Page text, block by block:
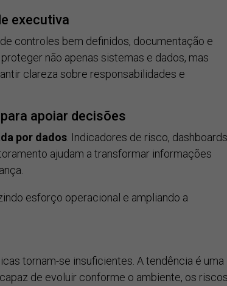
executiva
controles bem definidos, documentação e
não apenas sistemas e dados, mas
clareza sobre responsabilidades e
apoiar decisões
por dados . Indicadores de risco, dashboards
ajudam a transformar informações
esforço operacional e ampliando a
tornam-se insuficientes. A tendência é uma
capaz de evoluir conforme o ambiente, os